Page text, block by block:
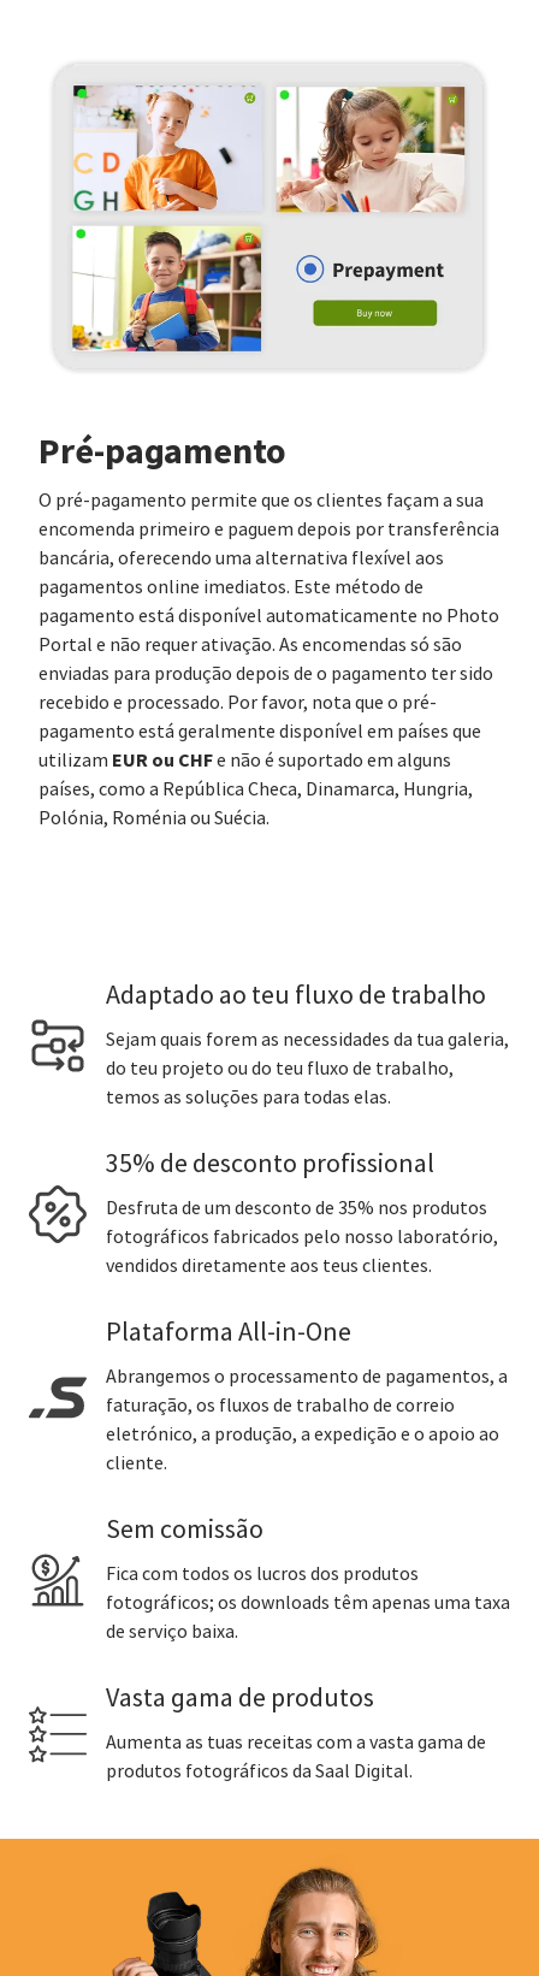
Pré-pagamento
O pré-pagamento permite que os clientes façam a sua
encomenda primeiro e paguem depois por transferência
bancária, oferecendo uma alternativa flexível aos
pagamentos online imediatos. Este método de
pagamento está disponível automaticamente no Photo
Portal e não requer ativação. As encomendas só são
enviadas para produção depois de o pagamento ter sido
recebido e processado. Por favor, nota que o pré-
pagamento está geralmente disponível em países que
utilizam EUR ou CHFe não é suportado em alguns
países, como a República Checa, Dinamarca, Hungria,
Polónia, Roménia ou Suécia.
Adaptado ao teu fluxo de trabalho
Sejam quais forem as necessidades da tua galeria,
do teu projeto ou do teu fluxo de trabalho,
temos as soluções para todas elas.
35% de desconto profissional
Desfruta de um desconto de 35% nos produtos
fotográficos fabricados pelo nosso laboratório,
vendidos diretamente aos teus clientes.
Plataforma All-in-One
Abrangemos o processamento de pagamentos, a
faturação, os fluxos de trabalho de correio
eletrónico, a produção, a expedição e o apoio ao
cliente.
Sem comissão
Fica com todos os lucros dos produtos
fotográficos; os downloads têm apenas uma taxa
de serviço baixa.
Vasta gama de produtos
Aumenta as tuas receitas com a vasta gama de
produtos fotográficos da Saal Digital.